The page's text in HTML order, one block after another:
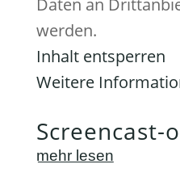
werden.
Inhalt entsperren
Weitere
Screencast-
mehr lesen